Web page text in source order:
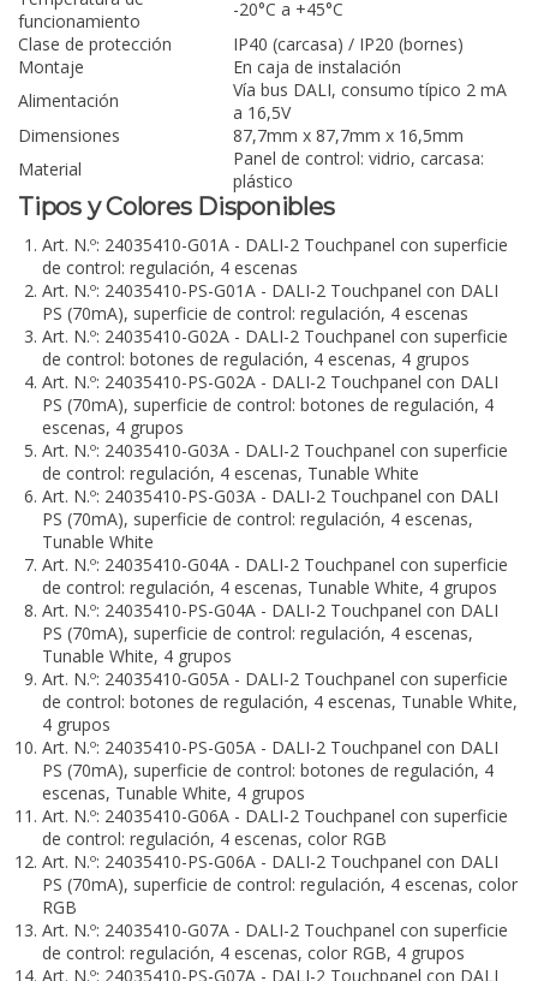
funcionamiento
-20°C a +45°C
Clase de protección
IP40 (carcasa) / IP20 (bornes)
Montaje
En caja de instalación
Alimentación
Vía bus DALI, consumo típico 2 mA
a 16,5V
Dimensiones
87,7mm x 87,7mm x 16,5mm
Material
Panel de control: vidrio, carcasa:
plástico
Tipos y Colores Disponibles
Art. N.º: 24035410-G01A - DALI-2 Touchpanel con superficie
de control: regulación, 4 escenas
Art. N.º: 24035410-PS-G01A - DALI-2 Touchpanel con DALI
PS (70mA), superficie de control: regulación, 4 escenas
Art. N.º: 24035410-G02A - DALI-2 Touchpanel con superficie
de control: botones de regulación, 4 escenas, 4 grupos
Art. N.º: 24035410-PS-G02A - DALI-2 Touchpanel con DALI
PS (70mA), superficie de control: botones de regulación, 4
escenas, 4 grupos
Art. N.º: 24035410-G03A - DALI-2 Touchpanel con superficie
de control: regulación, 4 escenas, Tunable White
Art. N.º: 24035410-PS-G03A - DALI-2 Touchpanel con DALI
PS (70mA), superficie de control: regulación, 4 escenas,
Tunable White
Art. N.º: 24035410-G04A - DALI-2 Touchpanel con superficie
de control: regulación, 4 escenas, Tunable White, 4 grupos
Art. N.º: 24035410-PS-G04A - DALI-2 Touchpanel con DALI
PS (70mA), superficie de control: regulación, 4 escenas,
Tunable White, 4 grupos
Art. N.º: 24035410-G05A - DALI-2 Touchpanel con superficie
de control: botones de regulación, 4 escenas, Tunable White,
4 grupos
Art. N.º: 24035410-PS-G05A - DALI-2 Touchpanel con DALI
PS (70mA), superficie de control: botones de regulación, 4
escenas, Tunable White, 4 grupos
Art. N.º: 24035410-G06A - DALI-2 Touchpanel con superficie
de control: regulación, 4 escenas, color RGB
Art. N.º: 24035410-PS-G06A - DALI-2 Touchpanel con DALI
PS (70mA), superficie de control: regulación, 4 escenas, color
RGB
Art. N.º: 24035410-G07A - DALI-2 Touchpanel con superficie
de control: regulación, 4 escenas, color RGB, 4 grupos
Art. N.º: 24035410-PS-G07A - DALI-2 Touchpanel con DALI